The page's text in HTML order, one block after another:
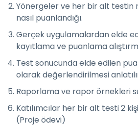
Yönergeler ve her bir alt testin
nasıl puanlandığı.
Gerçek uygulamalardan elde
kayıtlama ve puanlama
Test sonucunda elde edilen
olarak değerlendirilmesi
Raporlama ve rapor örnekleri
Katılımcılar her bir alt testi 2
(Proje ödevi)